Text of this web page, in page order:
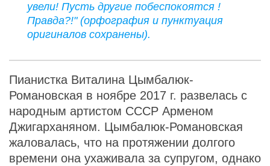
увели! Пусть другие побеспокоятся !
Правда?!" (орфография и пунктуация
оригиналов сохранены).
Пианистка Виталина Цымбалюк-
Романовская в ноябре 2017 г. развелась с
народным артистом СССР Арменом
Джигарханяном. Цымбалюк-Романовская
жаловалась, что на протяжении долгого
времени она ухаживала за супругом, однако